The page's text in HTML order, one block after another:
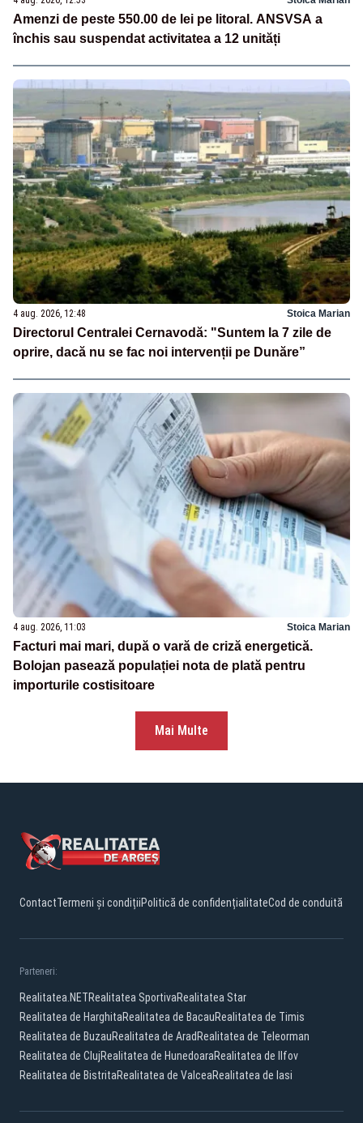
Amenzi de peste 550.00 de lei pe litoral. ANSVSA a
închis sau suspendat activitatea a 12 unități
4 aug. 2026, 12:48 Stoica Marian
Directorul Centralei Cernavodă: "Suntem la 7 zile de
oprire, dacă nu se fac noi intervenții pe Dunăre”
4 aug. 2026, 11:03 Stoica Marian
Facturi mai mari, după o vară de criză energetică.
Bolojan pasează populației nota de plată pentru
importurile costisitoare
Mai Multe
ContactTermeni și condițiiPolitică de confidențialitateCod de conduită
Parteneri:
Realitatea.NETRealitatea SportivaRealitatea Star
Realitatea de HarghitaRealitatea de BacauRealitatea de Timis
Realitatea de BuzauRealitatea de Arad Realitatea de Teleorman
Realitatea de ClujRealitatea de HunedoaraRealitatea de Ilfov
Realitatea de BistritaRealitatea de ValceaRealitatea de Iasi